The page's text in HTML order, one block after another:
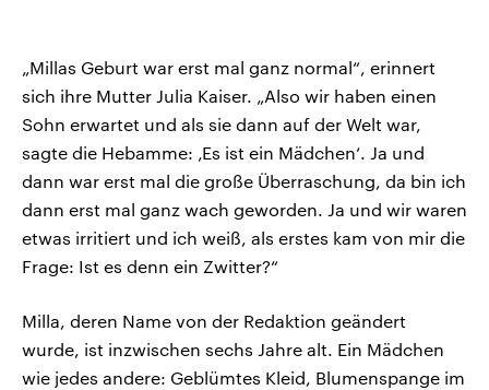
„Millas Geburt war erst mal ganz normal“, erinnert
sich ihre Mutter Julia Kaiser. „Also wir haben einen
Sohn erwartet und als sie dann auf der Welt war,
sagte die Hebamme: ‚Es ist ein Mädchen‘. Ja und
dann war erst mal die große Überraschung, da bin ich
dann erst mal ganz wach geworden. Ja und wir waren
etwas irritiert und ich weiß, als erstes kam von mir die
Frage: Ist es denn ein Zwitter?“
Milla, deren Name von der Redaktion geändert
wurde, ist inzwischen sechs Jahre alt. Ein Mädchen
wie jedes andere: Geblümtes Kleid, Blumenspange im